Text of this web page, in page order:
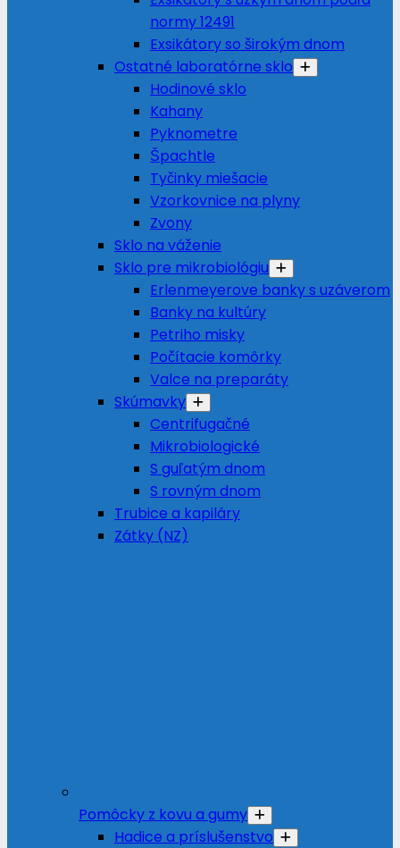
normy 12491
Exsikátory so širokým dnom
Ostatné laboratórne sklo
Hodinové sklo
Kahany
Pyknometre
Špachtle
Tyčinky miešacie
Vzorkovnice na plyny
Zvony
Sklo na váženie
Sklo pre mikrobiológiu
Erlenmeyerove banky s uzáverom
Banky na kultúry
Petriho misky
Počítacie komôrky
Valce na preparáty
Skúmavky
Centrifugačné
Mikrobiologické
S guľatým dnom
S rovným dnom
Trubice a kapiláry
Zátky (NZ)
Pomôcky z kovu a gumy
Hadice a príslušenstvo